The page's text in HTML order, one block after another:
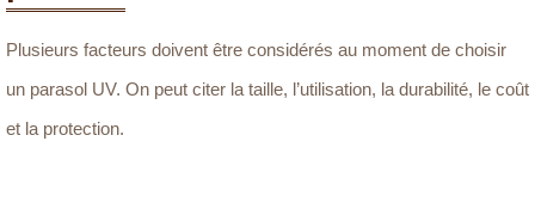
Plusieurs facteurs doivent être considérés au moment de choisir
un parasol UV. On peut citer la taille, l’utilisation, la durabilité, le coût
et la protection.